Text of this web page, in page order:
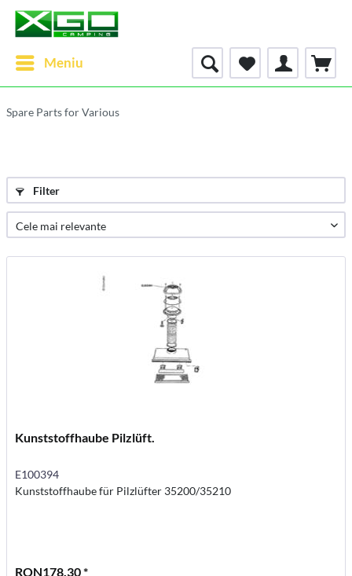
Meniu
Spare Parts for Various
Filter
Kunststoffhaube Pilzlüft.
E100394
Kunststoffhaube für Pilzlüfter 35200/35210
RON178.30 *